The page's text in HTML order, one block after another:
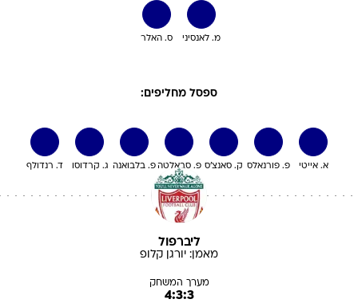
ס. האלר מ. לאנסיני
ספסל מחליפים:
ד. רנדולף ג. קרדוסו פ. בלבואנהפ. סבאלטה ק. סאנצ'ס פ. פורנאלס א. אייטי
ליברפול
מאמן: יורגן קלופ
מערך המשחק
4:3:3